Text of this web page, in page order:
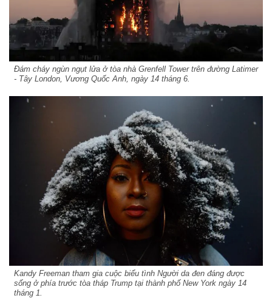
Đám cháy ngùn ngụt lửa ở tòa nhà Grenfell Tower trên đường Latimer
- Tây London, Vương Quốc Anh, ngày 14 tháng 6.
Kandy Freeman tham gia cuộc biểu tình Người da đen đáng được
sống ở phía trước tòa tháp Trump tại thành phố New York ngày 14
tháng 1.